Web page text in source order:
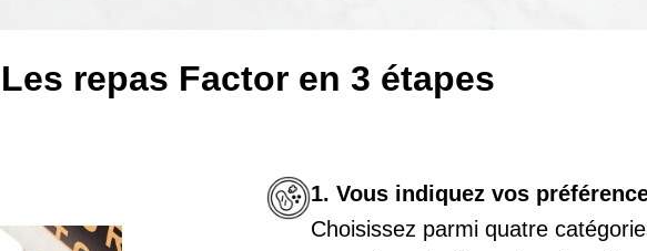
Les repas Factor en 3 étapes
1. Vous indiquez vos
Choisissez parmi quatre